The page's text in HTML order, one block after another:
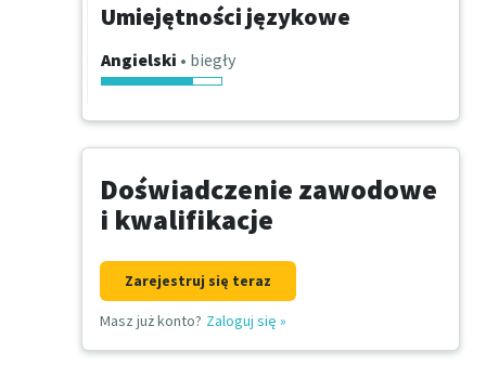
Umiejętności językowe
Angielski • biegły
Doświadczenie zawodowe
i kwalifikacje
Zarejestruj się teraz
Masz już konto? Zaloguj się »